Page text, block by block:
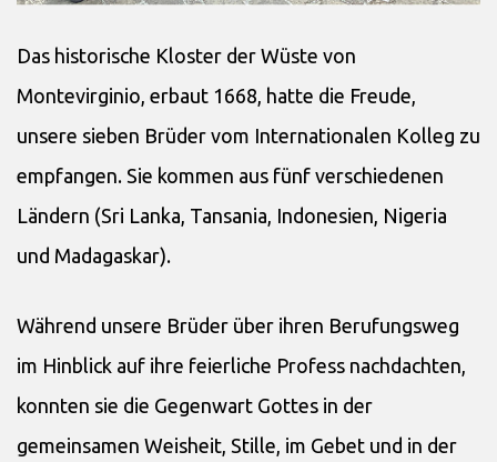
Das historische Kloster der Wüste von
Montevirginio, erbaut 1668, hatte die Freude,
unsere sieben Brüder vom Internationalen Kolleg zu
empfangen. Sie kommen aus fünf verschiedenen
Ländern (Sri Lanka, Tansania, Indonesien, Nigeria
und Madagaskar).
Während unsere Brüder über ihren Berufungsweg
im Hinblick auf ihre feierliche Profess nachdachten,
konnten sie die Gegenwart Gottes in der
gemeinsamen Weisheit, Stille, im Gebet und in der